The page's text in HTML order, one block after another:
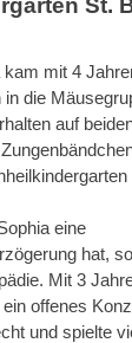
St.
kam mit 4
die
auf
eine
hat,
Mit 3
offenes
und spielte